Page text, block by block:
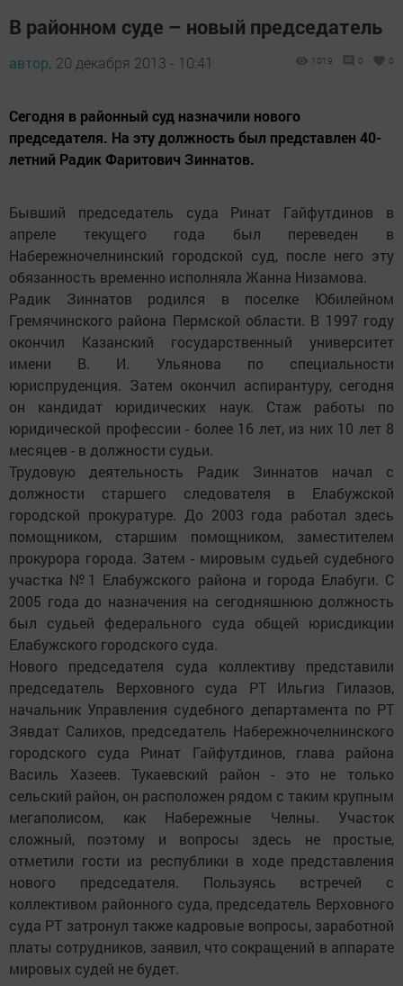
В районном суде – новый председатель
автор, 20 декабря 2013 - 10:41 1019 0 0
Сегодня в районный суд назначили нового
председателя. На эту должность был представлен 40-
летний Радик Фаритович Зиннатов.
Бывший председатель суда Ринат Гайфутдинов в
апреле текущего года был переведен в
Набережночелнинский городской суд, после него эту
обязанность временно исполняла Жанна Низамова.
Радик Зиннатов родился в поселке Юбилейном
Гремячинского района Пермской области. В 1997 году
окончил Казанский государственный университет
имени В. И. Ульянова по специальности
юриспруденция. Затем окончил аспирантуру, сегодня
он кандидат юридических наук. Стаж работы по
юридической профессии - более 16 лет, из них 10 лет 8
месяцев - в должности судьи.
Трудовую деятельность Радик Зиннатов начал с
должности старшего следователя в Елабужской
городской прокуратуре. До 2003 года работал здесь
помощником, старшим помощником, заместителем
прокурора города. Затем - мировым судьей судебного
участка №1 Елабужского района и города Елабуги. С
2005 года до назначения на сегодняшнюю должность
был судьей федерального суда общей юрисдикции
Елабужского городского суда.
Нового председателя суда коллективу представили
председатель Верховного суда РТ Ильгиз Гилазов,
начальник Управления судебного департамента по РТ
Зявдат Салихов, председатель Набережночелнинского
городского суда Ринат Гайфутдинов, глава района
Василь Хазеев. Тукаевский район - это не только
сельский район, он расположен рядом с таким крупным
мегаполисом, как Набережные Челны. Участок
сложный, поэтому и вопросы здесь не простые,
отметили гости из республики в ходе представления
нового председателя. Пользуясь встречей с
коллективом районного суда, председатель Верховного
суда РТ затронул также кадровые вопросы, заработной
платы сотрудников, заявил, что сокращений в аппарате
мировых судей не будет.